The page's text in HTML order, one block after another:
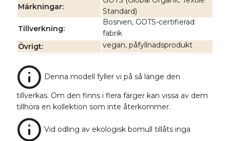
Märkningar
Standard)
Tillverkning
Bosnien, GOTS-certifierad
fabrik
Övrigt
vegan, påfyllnadsprodukt
Denna modell fyller vi på så länge den
tillverkas. Om den finns i flera färger kan vissa av dem
tillhöra en kollektion som inte återkommer.
Vid odling av ekologisk bomull tillåts inga